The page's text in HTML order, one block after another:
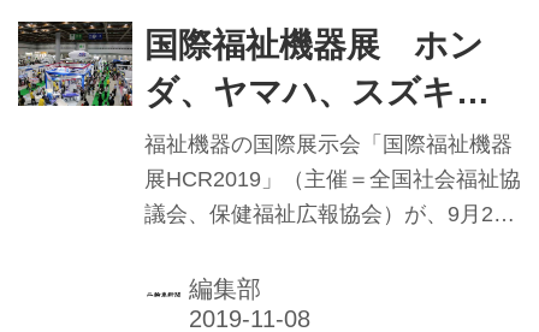
たもの。当日は朝から快晴という絶好
のイベント日和の中スタートした。
国際福祉機器展 ホン
ダ、ヤマハ、スズキが
出展
福祉機器の国際展示会「国際福祉機器
展HCR2019」（主催＝全国社会福祉協
議会、保健福祉広報協会）が、9月25
の東京ビッグサイトで開催。会期中の
来場者数は10万5675人（速報値）。
編集部